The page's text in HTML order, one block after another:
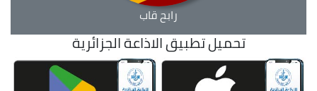
رابح قاب
تحميل تطبيق الاذاعة الجزائرية